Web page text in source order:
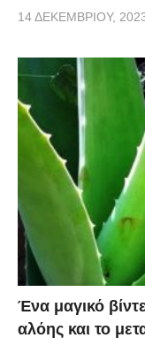
14 ΔΕΚΕΜΒΡΊΟΥ,
Ένα μαγικό
αλόης και το